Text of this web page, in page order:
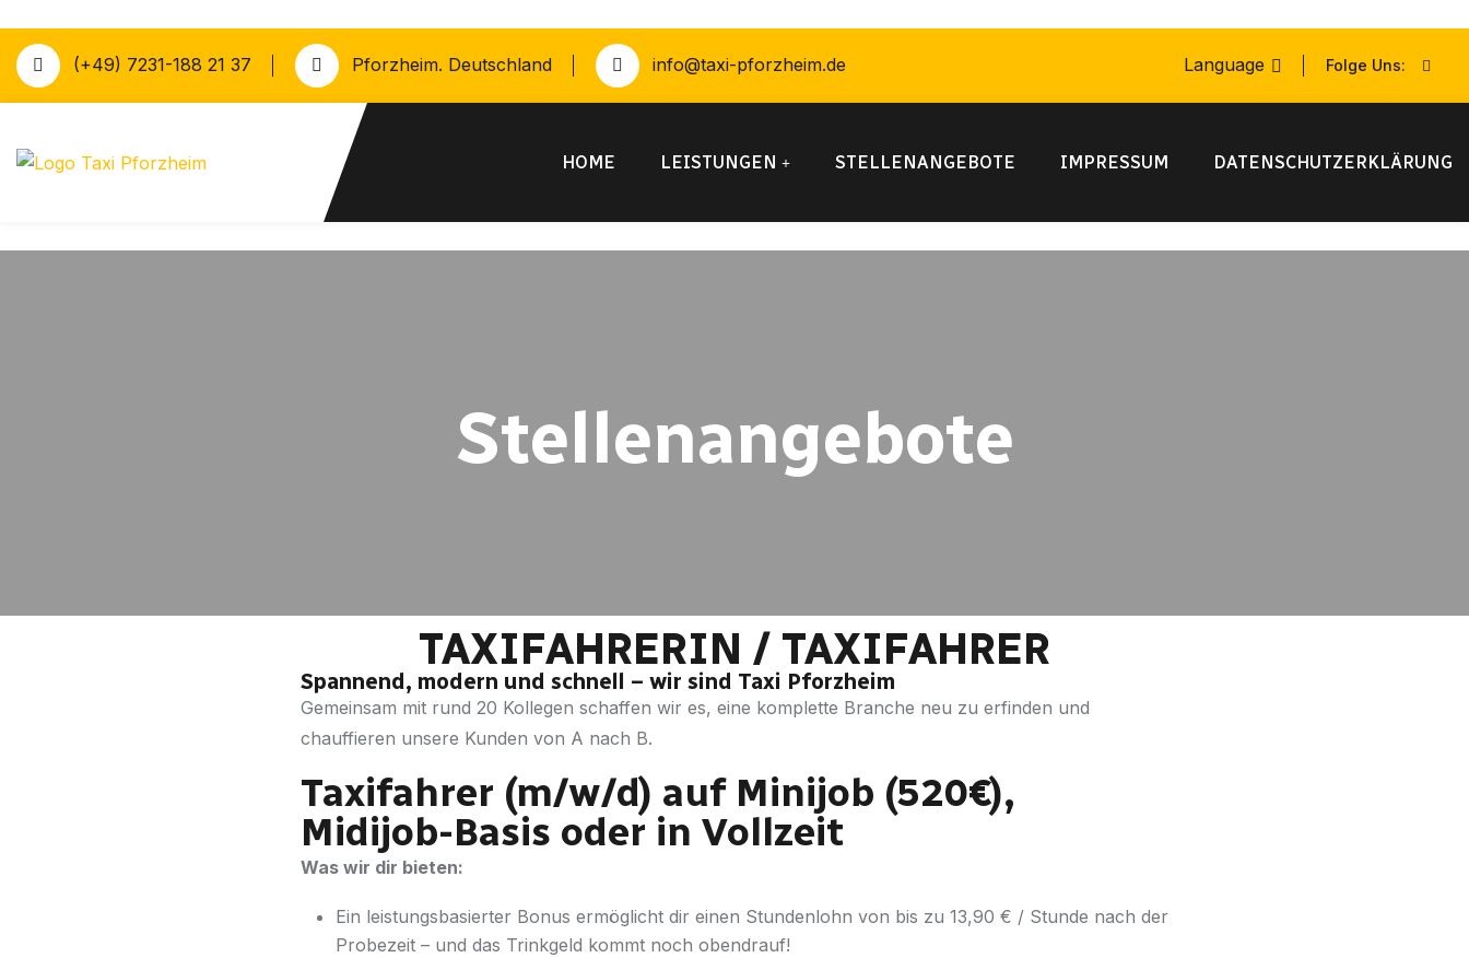
(+49) 7231-188 21 37 Pforzheim. Deutschland info@taxi-pforzheim.de Language Folge Uns:
HOME LEISTUNGEN STELLENANGEBOTE IMPRESSUM DATENSCHUTZERKLÄRUNG
Stellenangebote
TAXIFAHRERIN / TAXIFAHRER
Spannend, modern und schnell – wir sind Taxi Pforzheim
Gemeinsam mit rund 20 Kollegen schaffen wir es, eine komplette Branche neu zu erfinden und
chauffieren unsere Kunden von A nach B.
Taxifahrer (m/w/d) auf Minijob (520€),
Midijob-Basis oder in Vollzeit
Was wir dir bieten:
Ein leistungsbasierter Bonus ermöglicht dir einen Stundenlohn von bis zu 13,90 € / Stunde nach der
Probezeit – und das Trinkgeld kommt noch obendrauf!